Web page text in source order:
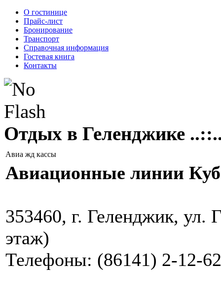
О гостинице
Прайс-лист
Бронирование
Транспорт
Справочная информация
Гостевая книга
Контакты
Отдых в Геленджике
Авиа жд кассы
Авиационные линии
353460, г. Геленджик, ул.
этаж)
Телефоны: (86141) 2-12-